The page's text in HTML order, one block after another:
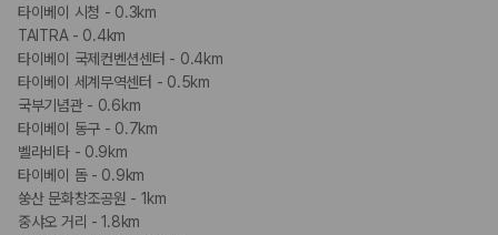
타이베이 시청 - 0.3km
TAITRA - 0.4km
타이베이 국제컨벤션센터 - 0.4km
타이베이 세계무역센터 - 0.5km
국부기념관 - 0.6km
타이베이 동구 - 0.7km
벨라비타 - 0.9km
타이베이 돔 - 0.9km
쑹산 문화창조공원 - 1km
중샤오 거리 - 1.8km